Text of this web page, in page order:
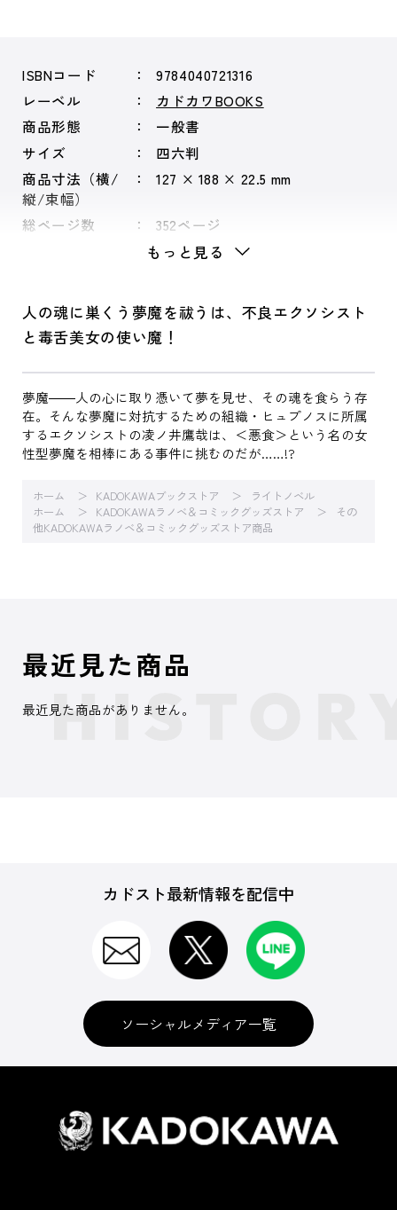
ISBNコード
9784040721316
レーベル
カドカワBOOKS
商品形態
一般書
サイズ
四六判
商品寸法（横/
縦/束幅）
127 × 188 × 22.5 mm
総ページ数 352ページ
もっと見る
人の魂に巣くう夢魔を祓うは、不良エクソシスト
と毒舌美女の使い魔！
夢魔――人の心に取り憑いて夢を見せ、その魂を食らう存
在。そんな夢魔に対抗するための組織・ヒュプノスに所属
するエクソシストの凌ノ井鷹哉は、＜悪食＞という名の女
性型夢魔を相棒にある事件に挑むのだが……!?
ホーム KADOKAWAブックストア
ライトノベル
ホーム
KADOKAWAラノベ＆コミックグッズストア
その
他KADOKAWAラノベ＆コミックグッズストア商品
最近見た商品
最近見た商品がありません。
カドスト最新情報を配信中
ソーシャルメディア一覧